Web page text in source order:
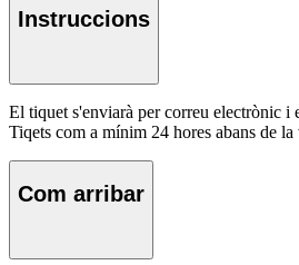
Instruccions
El tiquet s'enviarà per correu electrònic i
Tiqets com a mínim 24 hores abans de la
Com arribar